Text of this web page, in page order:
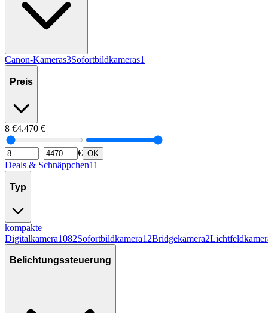
Canon-Kameras3Sofortbildkameras1
Preis
8 €4.470 €
– € OK
Deals & Schnäppchen11
Typ
kompakte
Digitalkamera1082Sofortbildkamera12Bridgekamera2
Belichtungssteuerung